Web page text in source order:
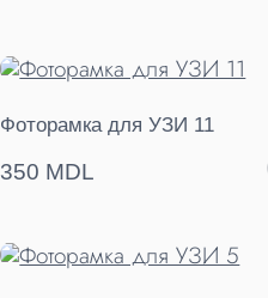
Фоторамка для УЗИ 11
350 MDL